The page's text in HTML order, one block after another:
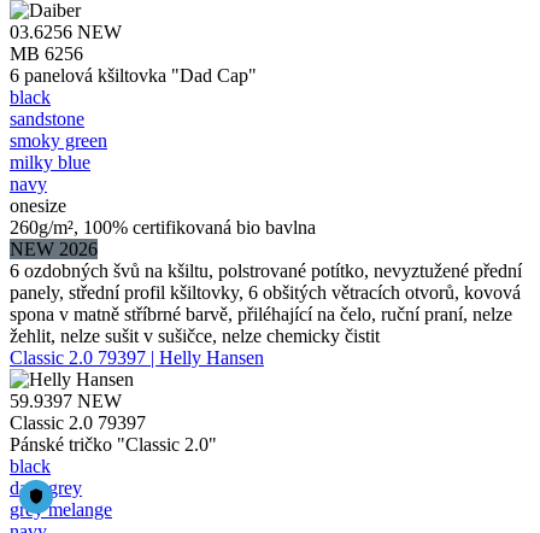
03.6256 NEW
MB 6256
6 panelová kšiltovka "Dad Cap"
black
sandstone
smoky green
milky blue
navy
onesize
260g/m², 100% certifikovaná bio bavlna
NEW 2026
6 ozdobných švů na kšiltu, polstrované potítko, nevyztužené přední
panely, střední profil kšiltovky, 6 obšitých větracích otvorů, kovová
spona v matně stříbrné barvě, přiléhající na čelo, ruční praní, nelze
žehlit, nelze sušit v sušičce, nelze chemicky čistit
Classic 2.0 79397 | Helly Hansen
59.9397 NEW
Classic 2.0 79397
Pánské tričko "Classic 2.0"
black
dark grey
grey melange